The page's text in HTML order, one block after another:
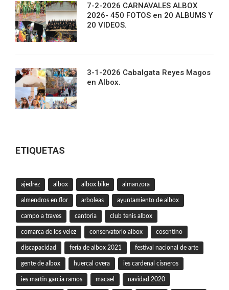
7-2-2026 CARNAVALES ALBOX
2026- 450 FOTOS en 20 ALBUMS Y
20 VIDEOS.
3-1-2026 Cabalgata Reyes Magos
en Albox.
ETIQUETAS
ajedrez albox albox bike almanzora
almendros en flor arboleas ayuntamiento de albox
campo a traves cantoria club tenis albox
comarca de los velez conservatorio albox cosentino
discapacidad feria de albox 2021 festival nacional de arte
gente de albox huercal overa ies cardenal cisneros
ies martin garcia ramos macael navidad 2020